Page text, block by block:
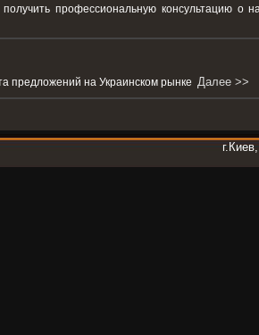
профессиональную консультацию о
предложений на Украинском рынке Далее >>